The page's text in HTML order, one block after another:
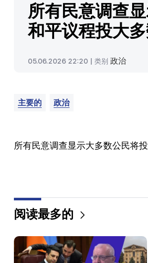
所有民意调查
和平议程投大多
05.06.2026 22:20 | 类别 政治
主要的 政治
所有民意调查显示大多数公民将
阅读最多的